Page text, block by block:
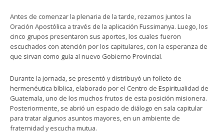
Antes de comenzar la plenaria de la tarde, rezamos juntos la
Oración Apostólica a través de la aplicación Fussimanya. Luego, los
cinco grupos presentaron sus aportes, los cuales fueron
escuchados con atención por los capitulares, con la esperanza de
que sirvan como guía al nuevo Gobierno Provincial.
Durante la jornada, se presentó y distribuyó un folleto de
hermenéutica bíblica, elaborado por el Centro de Espiritualidad de
Guatemala, uno de los muchos frutos de esta posición misionera.
Posteriormente, se abrió un espacio de diálogo en sala capitular
para tratar algunos asuntos mayores, en un ambiente de
fraternidad y escucha mutua.